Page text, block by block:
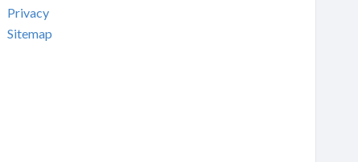
Privacy
Sitemap